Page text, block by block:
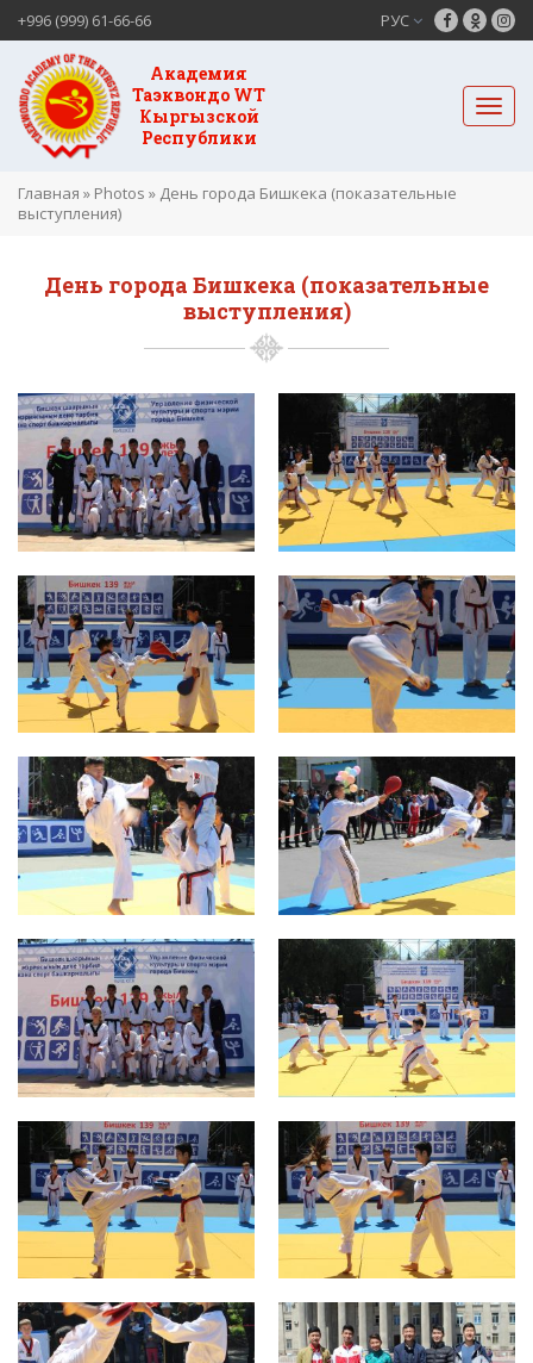
+996 (999) 61-66-66 РУС
Академия
Таэквондо WT
Кыргызской
Республики
Главная » Photos » День города Бишкека (показательные
выступления)
День города Бишкека (показательные
выступления)